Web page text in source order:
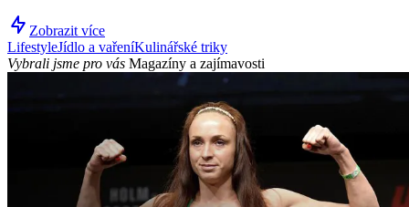
Zobrazit více
LifestyleJídlo a vařeníKulinářské triky
Vybrali jsme pro vás Magazíny a zajímavosti